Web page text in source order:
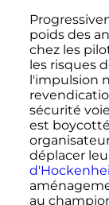
poids des
chez les
les risques
l'impulsion
sécurité
est
déplacer
au